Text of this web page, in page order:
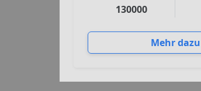
130000
Mehr dazu